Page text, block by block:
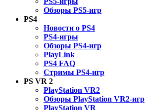
Обзоры PS5-игр
PS4
Новости о PS4
PS4-игры
Обзоры PS4-игр
PlayLink
PS4 FAQ
Стримы PS4-игр
PS VR 2
PlayStation VR2
Обзоры PlayStation VR2-игр
PlayStation VR